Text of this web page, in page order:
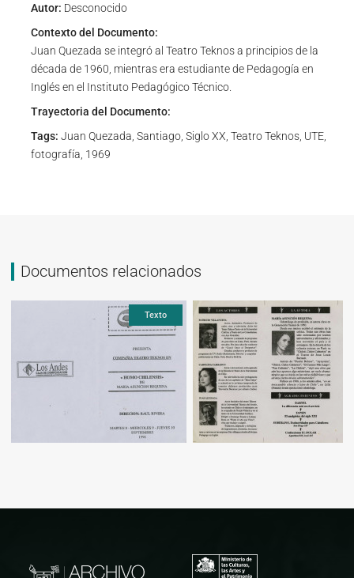
Autor: Desconocido
Contexto del Documento:
Juan Quezada se integró al Teatro Teknos a principios de la
década de 1960, mientras era estudiante de Pedagogía en
Inglés en el Instituto Pedagógico Técnico.
Trayectoria del Documento:
Tags: Juan Quezada, Santiago, Siglo XX, Teatro Teknos, UTE,
fotografía, 1969
Documentos relacionados
Texto